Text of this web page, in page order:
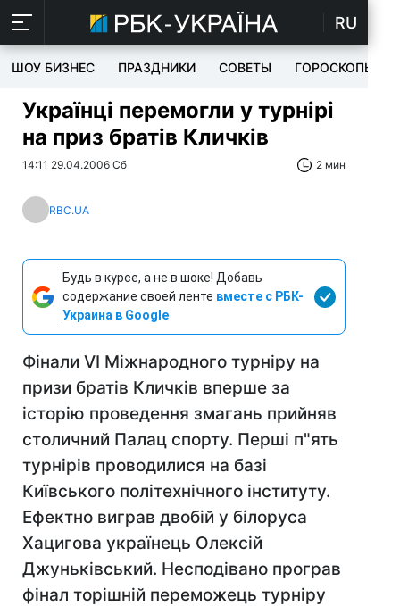
RU
ШОУ БИЗНЕС ПРАЗДНИКИ СОВЕТЫ ГОРОСКОПЫ
Українці перемогли у турнірі
на приз братів Кличків
14:11 29.04.2006 Сб 2 мин
RBC.UA
Будь в курсе, а не в шоке! Добавь
содержание своей ленте вместе с РБК-
Украина в Google
Фінали VI Міжнародного турніру на
призи братів Кличків вперше за
історію проведення змагань прийняв
столичний Палац спорту. Перші п"ять
турнірів проводилися на базі
Київського політехнічного інституту.
Ефектно виграв двобій у білоруса
Хацигова українець Олексій
Джуньківський. Несподівано програв
фінал торішній переможець турніру